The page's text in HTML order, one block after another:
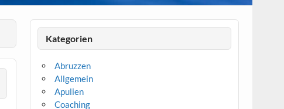
Kategorien
Abruzzen
Allgemein
Apulien
Coaching